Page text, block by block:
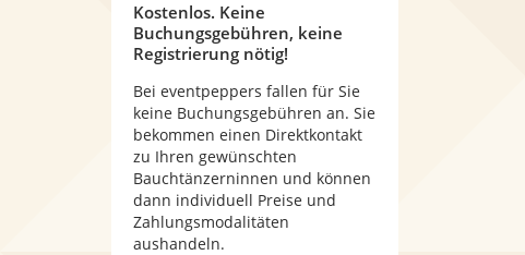
Kostenlos. Keine
Buchungsgebühren, keine
Registrierung nötig!
Bei eventpeppers fallen für Sie
keine Buchungsgebühren an. Sie
bekommen einen Direktkontakt
zu Ihren gewünschten
Bauchtänzerninnen und können
dann individuell Preise und
Zahlungsmodalitäten
aushandeln.